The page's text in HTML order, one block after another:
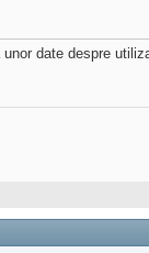
date despre